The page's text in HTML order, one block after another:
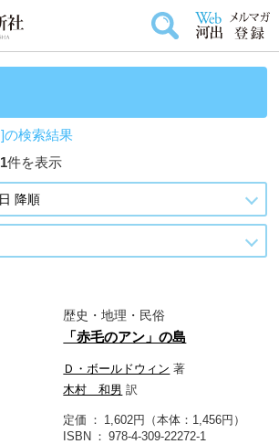
]の検索結果
1件を表示
歴史・地理・民俗
「赤毛のアン」の島
Ｄ・ボールドウィン 著
木村 和男 訳
定価
1,602円（本体：1,456円）
ISBN
978-4-309-22272-1